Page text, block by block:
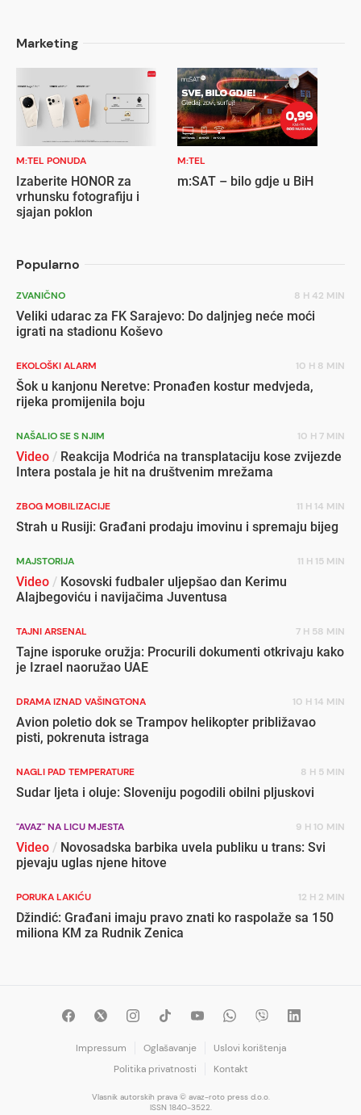
Marketing
M:TEL PONUDA
Izaberite HONOR za
vrhunsku fotografiju i
sjajan poklon
M:TEL
m:SAT – bilo gdje u BiH
Popularno
ZVANIČNO 8 H 42 MIN
Veliki udarac za FK Sarajevo: Do daljnjeg neće moći
igrati na stadionu Koševo
EKOLOŠKI ALARM 10 H 8 MIN
Šok u kanjonu Neretve: Pronađen kostur medvjeda,
rijeka promijenila boju
NAŠALIO SE S NJIM 10 H 7 MIN
Video / Reakcija Modrića na transplataciju kose zvijezde
Intera postala je hit na društvenim mrežama
ZBOG MOBILIZACIJE 11 H 14 MIN
Strah u Rusiji: Građani prodaju imovinu i spremaju bijeg
MAJSTORIJA 11 H 15 MIN
Video / Kosovski fudbaler uljepšao dan Kerimu
Alajbegoviću i navijačima Juventusa
TAJNI ARSENAL 7 H 58 MIN
Tajne isporuke oružja: Procurili dokumenti otkrivaju kako
je Izrael naoružao UAE
DRAMA IZNAD VAŠINGTONA 10 H 14 MIN
Avion poletio dok se Trampov helikopter približavao
pisti, pokrenuta istraga
NAGLI PAD TEMPERATURE 8 H 5 MIN
Sudar ljeta i oluje: Sloveniju pogodili obilni pljuskovi
"AVAZ" NA LICU MJESTA 9 H 10 MIN
Video / Novosadska barbika uvela publiku u trans: Svi
pjevaju uglas njene hitove
PORUKA LAKIĆU 12 H 2 MIN
Džindić: Građani imaju pravo znati ko raspolaže sa 150
miliona KM za Rudnik Zenica
Impressum Oglašavanje
Uslovi korištenja
Politika privatnosti
Kontakt
Vlasnik autorskih prava © avaz-roto press d.o.o.
ISSN 1840-3522.